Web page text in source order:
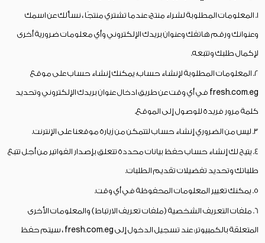
1. المعلومات المطلوبة لشراء منتج: عندما تشتري منتجًا ، نسألك عن اسمك
وعنوانك ورقم هاتفك وعنوان بريدك الإلكتروني وأي معلومات ضرورية أخرى
لإكمال طلبك وتتبعه.
2. المعلومات المطلوبة لإنشاء حساب: يمكنك إنشاء حساب على موقع
fresh.com.eg في أي وقت عن طريق ادخال عنوان بريدك الإلكتروني وتحديد
كلمة مرور فريدة للوصول إلى الموقع.
3. ليس من الضروري إنشاء حساب لتتمكن من زيارة موقعنا على الإنترنت.
4. يتيح لك إنشاء حساب حفظ بيانات محددة تتعلق بإصدار الفواتير من أجل تتبع
طلباتك وتحديد تفضيلات تقديم الطلبات.
5. يمكنك تغيير المعلومات المحفوظة في أي وقت.
6. ملفات التعريف الشخصية (ملفات تعريف الارتباط) والمعلومات الأخرى
المتعلقة بالكمبيوتر: عند تسجيل الدخول إلى fresh.com.eg ، سيتم حفظ